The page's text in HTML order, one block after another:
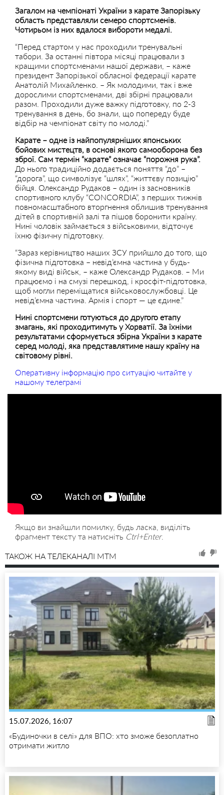
Загалом на чемпіонаті України з карате Запорізьку
область представляли семеро спортсменів.
Чотирьом із них вдалося вибороти медалі.
“Перед стартом у нас проходили тренувальні
табори. За останні півтора місяці працювали з
кращими спортсменами нашої держави, – каже
президент Запорізької обласної федерації карате
Анатолій Михайленко. – Як молодими, так і вже
дорослими спортсменами, дві збірні працювали
разом. Проходили дуже важку підготовку, по 2-3
тренування в день, бо знали, що попереду буде
відбір на чемпіонат світу по молоді.”
Карате – одне із найпопулярніших японських
бойових мистецтв, в основі якого самооборона без
зброї. Сам термін “карате” означає “порожня рука”.
До нього традиційно додається поняття “до” –
“дорога”, що символізує “шлях”, “життєву позицію”
бійця. Олександр Рудаков – один із засновників
спортивного клубу “CONCORDIA”, з перших тижнів
повномасштабного вторгнення облишив тренування
дітей в спортивній залі та пішов боронити країну.
Нині чоловік займається з військовими, відточує
їхню фізичну підготовку.
“Зараз керівництво наших ЗСУ прийшло до того, що
фізична підготовка – невід’ємна частина у будь-
якому виді військ, – каже Олександр Рудаков. – Ми
працюємо і на смузі перешкод, і кросфіт-підготовка,
щоб могли переміщатися військовослужбовці. Це
невід’ємна частина. Армія і спорт — це єдине.”
Нині спортсмени готуються до другого етапу
змагань, які проходитимуть у Хорватії. За їхніми
результатами сформується збірна України з карате
серед молоді, яка представлятиме нашу країну на
світовому рівні.
Оперативну інформацію про ситуацію читайте у
нашому телеграмі
Якщо ви знайшли помилку, будь ласка, виділіть
фрагмент тексту та натисніть Ctrl+Enter.
ТАКОЖ НА ТЕЛЕКАНАЛІ MTM
15.07.2026, 16:07
«Будиночки в селі» для ВПО: хто зможе безоплатно
отримати житло